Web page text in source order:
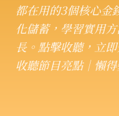
都在用的3個核心金
化儲蓄，學習實用
長。點擊收聽，立
收聽節目亮點｜懶